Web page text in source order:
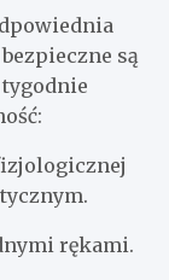
są
rękami.